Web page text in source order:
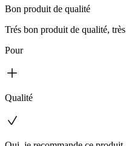
Bon produit de qualité
Trés bon produit de qualité,
Pour
Qualité